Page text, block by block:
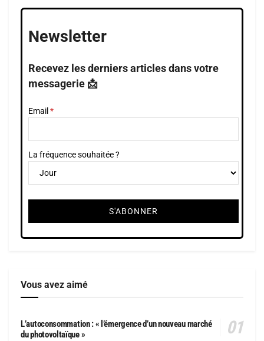
Newsletter
Recevez les derniers articles dans votre
messagerie 📩
Email
La fréquence souhaitée ?
Vous avez aimé
L’autoconsommation : « l’émergence d’un nouveau marché
du photovoltaïque »